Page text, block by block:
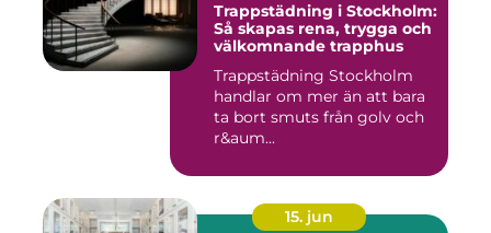
Trappstädning i Stockholm:
Så skapas rena, trygga och
välkomnande trapphus
Trappstädning Stockholm
handlar om mer än att bara
ta bort smuts från golv och
r&aum...
15. jun